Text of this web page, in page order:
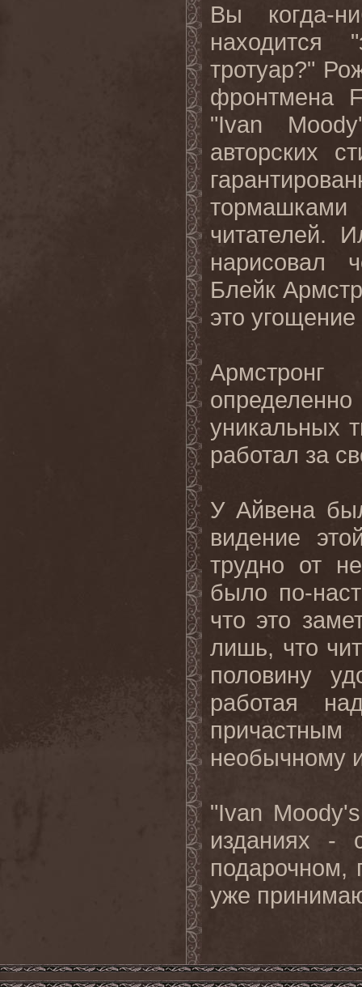
Вы когда-
находится
тротуар?"
фронтмена
"Ivan
авторских
читателей.
нарисовал
Блейк
это угощение
уникальных
работал за
У Айвена
видение
трудно от
было по-
что это
лишь, что
половину
работая
необычному
"Ivan
изданиях -
подарочном,
уже